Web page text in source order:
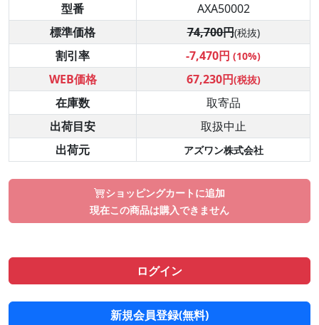
型番
AXA50002
標準価格
74,700円(税抜)
割引率 -7,470円 (10%)
WEB価格 67,230円(税抜)
在庫数
取寄品
出荷目安
取扱中止
出荷元
アズワン株式会社
ショッピングカートに追加
現在この商品は購入できません
ログイン
新規会員登録(無料)